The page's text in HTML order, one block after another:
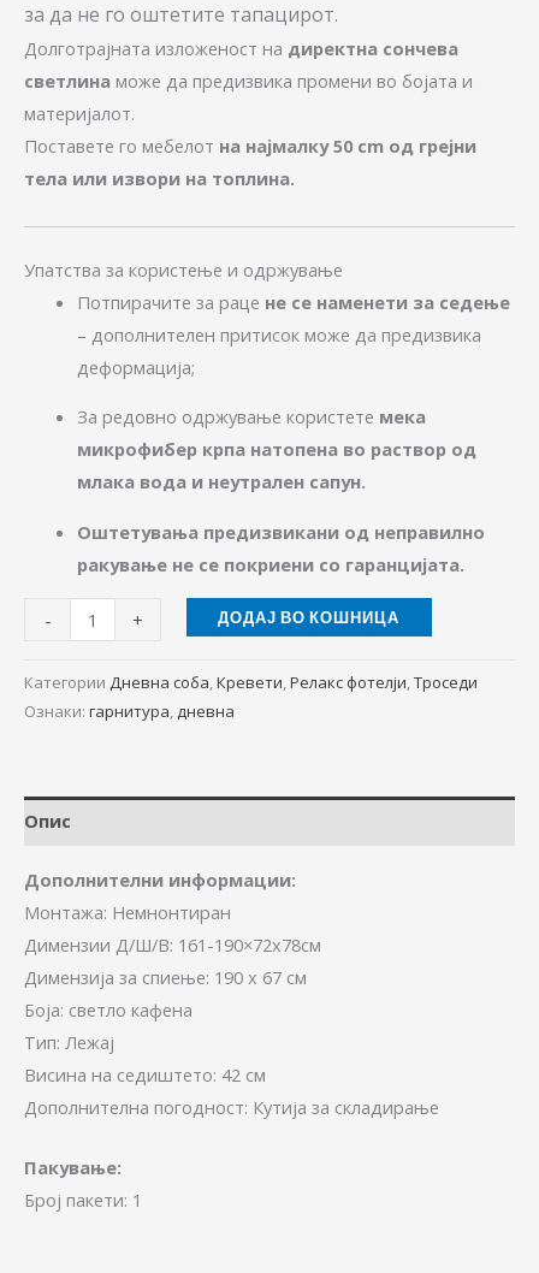
за да не го оштетите тапацирот.
Долготрајната изложеност на директна сончева
светлина може да предизвика промени во бојата и
материјалот.
Поставете го мебелот на најмалку 50 cm од грејни
тела или извори на топлина.
Упатства за користење и одржување
Потпирачите за раце не се наменети за седење
– дополнителен притисок може да предизвика
деформација;
За редовно одржување користете мека
микрофибер крпа натопена во раствор од
млака вода и неутрален сапун.
Оштетувања предизвикани од неправилно
ракување не се покриени со гаранцијата.
- + ДОДАЈ ВО КОШНИЦА
Категории Дневна соба,Кревети,Релакс фотелји,Троседи
Ознаки: гарнитура, дневна
Опис
Дополнителни информации:
Монтажа: Немнонтиран
Димензии Д/Ш/В: 161-190×72х78см
Димензија за спиење: 190 х 67 см
Боја: светло кафена
Тип: Лежај
Висина на седиштето: 42 см
Дополнителна погодност: Кутија за складирање
Пакување:
Број пакети: 1